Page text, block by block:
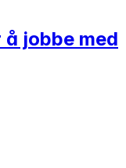
jobbe med